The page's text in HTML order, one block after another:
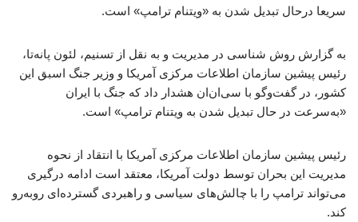
سریعا درحال تبدیل شدن به «ویتنام ترامپ» است.
به گزارش روش شناسی در مدیریت و به نقل از تسنیم، لئون پانه‌تا،
رئیس پیشین سازمان اطلاعات مرکزی آمریکا و وزیر جنگ اسبق این
کشور، در گفت‌وگو با سی‌ان‌ان هشدار داد که جنگ با ایران
«به‌سرعت در حال تبدیل شدن به ویتنام ترامپ» است.
رئیس پیشین سازمان اطلاعات مرکزی آمریکا با انتقاد از نحوه
مدیریت این بحران توسط دولت آمریکا، معتقد است ادامه درگیری
می‌تواند ترامپ را با چالش‌های سیاسی و راهبردی گسترده‌ای روبه‌رو
کند.